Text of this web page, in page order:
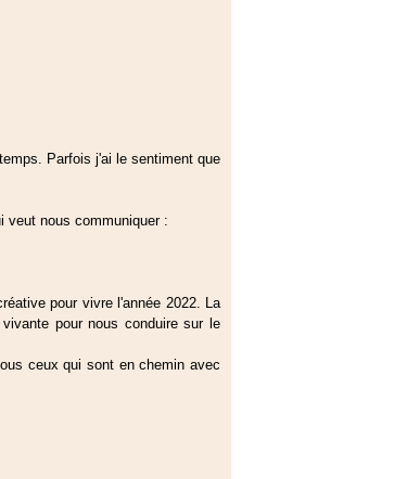
Parfois j'ai le sentiment que
veut nous communiquer :
pour vivre l'année 2022. La
pour nous conduire sur le
ceux qui sont en chemin avec